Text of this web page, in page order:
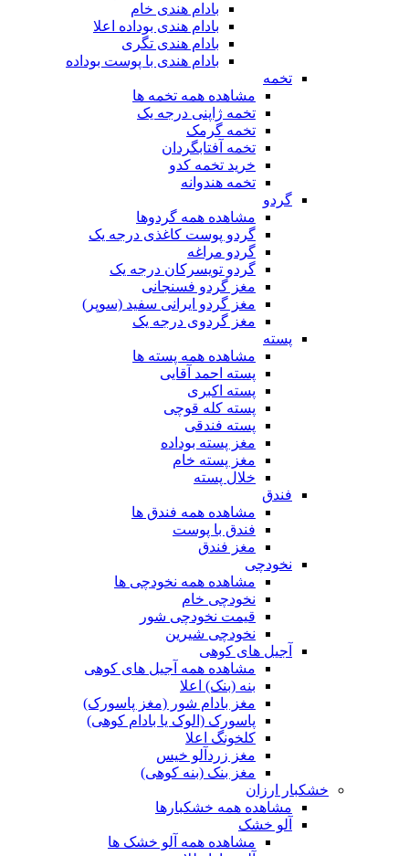
بادام هندی خام
بادام هندی بوداده اعلا
بادام هندی تگری
بادام هندی با پوست بوداده
تخمه
مشاهده همه تخمه ها
تخمه ژاپنی درجه یک
تخمه گرمک
تخمه آفتابگردان
خرید تخمه کدو
تخمه هندوانه
گردو
مشاهده همه گردوها
گردو پوست کاغذی درجه یک
گردو مراغه
گردو تویسرکان درجه یک
مغز گردو فسنجانی
مغز گردو ایرانی سفید (سوپر)
مغز گردوی درجه یک
پسته
مشاهده همه پسته ها
پسته احمد آقایی
پسته اکبری
پسته کله قوچی
پسته فندقی
مغز پسته بوداده
مغز پسته خام
خلال پسته
فندق
مشاهده همه فندق ها
فندق با پوست
مغز فندق
نخودچی
مشاهده همه نخودچی ها
نخودچی خام
قیمت نخودچی شور
نخودچی شیرین
آجیل های کوهی
مشاهده همه آجیل های کوهی
بنه (بنک) اعلا
مغز بادام شور (مغز پاسورک)
پاسورک (الوک یا بادام کوهی)
کلخونگ اعلا
مغز زردآلو خیس
مغز بنک (بنه کوهی)
خشکبار ارزان
مشاهده همه خشکبارها
آلو خشک
مشاهده همه آلو خشک ها